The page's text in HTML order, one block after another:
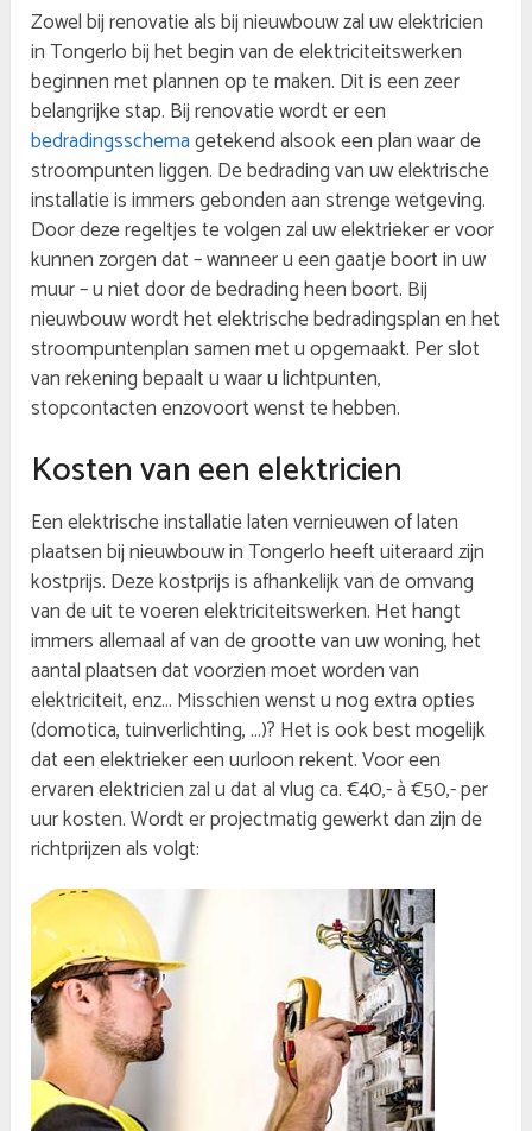
Zowel bij renovatie als bij nieuwbouw zal uw elektricien
in Tongerlo bij het begin van de elektriciteitswerken
beginnen met plannen op te maken. Dit is een zeer
belangrijke stap. Bij renovatie wordt er een
bedradingsschemagetekend alsook een plan waar de
stroompunten liggen. De bedrading van uw elektrische
installatie is immers gebonden aan strenge wetgeving.
Door deze regeltjes te volgen zal uw elektrieker er voor
kunnen zorgen dat – wanneer u een gaatje boort in uw
muur – u niet door de bedrading heen boort. Bij
nieuwbouw wordt het elektrische bedradingsplan en het
stroompuntenplan samen met u opgemaakt. Per slot
van rekening bepaalt u waar u lichtpunten,
stopcontacten enzovoort wenst te hebben.
Kosten van een elektricien
Een elektrische installatie laten vernieuwen of laten
plaatsen bij nieuwbouw in Tongerlo heeft uiteraard zijn
kostprijs. Deze kostprijs is afhankelijk van de omvang
van de uit te voeren elektriciteitswerken. Het hangt
immers allemaal af van de grootte van uw woning, het
aantal plaatsen dat voorzien moet worden van
elektriciteit, enz… Misschien wenst u nog extra opties
(domotica, tuinverlichting, …)? Het is ook best mogelijk
dat een elektrieker een uurloon rekent. Voor een
ervaren elektricien zal u dat al vlug ca. €40,- à €50,- per
uur kosten. Wordt er projectmatig gewerkt dan zijn de
richtprijzen als volgt: